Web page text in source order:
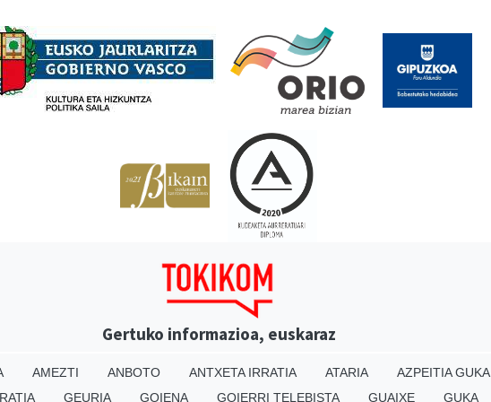
Gertuko informazioa, euskaraz
AMEZTI ANBOTO ANTXETA IRRATIA ATARIA AZPEITIA GUKA
GEURIA GOIENA GOIERRI TELEBISTA GUAIXE GUKA